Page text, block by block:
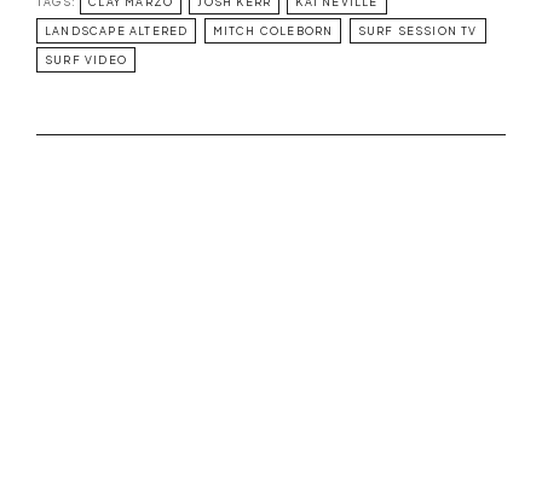
LANDSCAPE ALTERED MITCH COLEBORN SURF SESSION TV
SURF VIDEO